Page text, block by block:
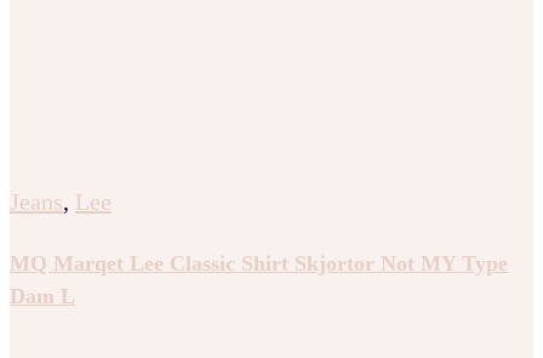
Jeans, Lee
MQ Marqet Lee Classic Shirt Skjortor Not MY Type
Dam L